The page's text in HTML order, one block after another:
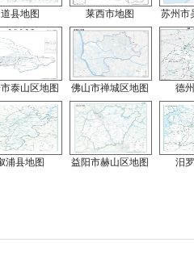
道县地图 莱西市地图 苏州市
泰山区地图 佛山市禅城区地图 德
浦县地图 益阳市赫山区地图 汨